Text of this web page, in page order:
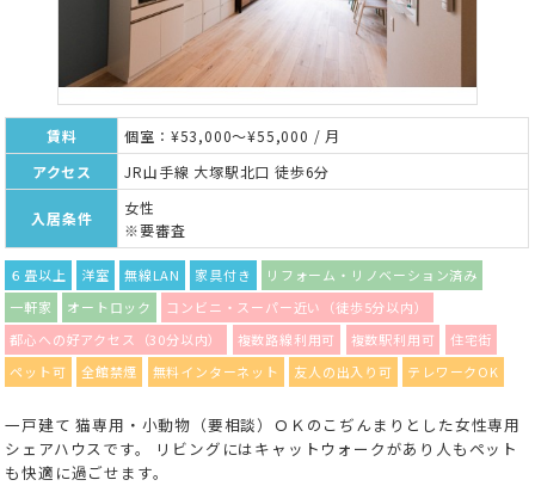
賃料
個室：¥53,000～¥55,000 / 月
アクセス
JR山手線 大塚駅北口 徒歩6分
入居条件
女性
※要審査
６畳以上 洋室 無線LAN 家具付き
リフォーム・リノベーション済み
一軒家
オートロック
コンビニ・スーパー近い（徒歩5分以内）
都心への好アクセス（30分以内）
複数路線利用可 複数駅利用可
住宅街
ペット可
全館禁煙 無料インターネット 友人の出入り可 テレワークOK
一戸建て 猫専用・小動物（要相談）ＯＫのこぢんまりとした女性専用
シェアハウスです。 リビングにはキャットウォークがあり人もペット
も快適に過ごせます。